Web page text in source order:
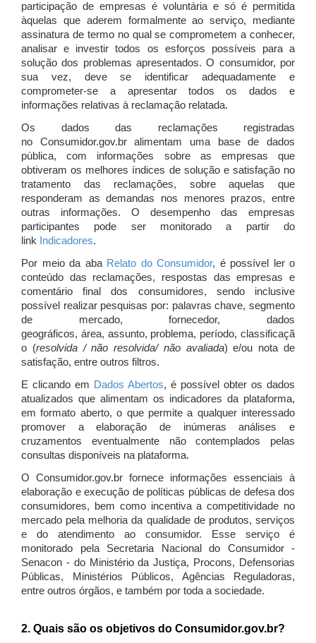
participação de empresas é voluntária e só é permitida
àquelas que aderem formalmente ao serviço, mediante
assinatura de termo no qual se comprometem a conhecer,
analisar e investir todos os esforços possíveis para a
solução dos problemas apresentados. O consumidor, por
sua vez, deve se identificar adequadamente e
comprometer-se a apresentar todos os dados e
informações relativas à reclamação relatada.
Os dados das reclamações registradas
no Consumidor.gov.br alimentam uma base de dados
pública, com informações sobre as empresas que
obtiveram os melhores índices de solução e satisfação no
tratamento das reclamações, sobre aquelas que
responderam as demandas nos menores prazos, entre
outras informações. O desempenho das empresas
participantes pode ser monitorado a partir do
link Indicadores.
Por meio da aba Relato do Consumidor, é possível ler o
conteúdo das reclamações, respostas das empresas e
comentário final dos consumidores, sendo inclusive
possível realizar pesquisas por: palavras chave, segmento
de mercado, fornecedor, dados
geográficos, área, assunto, problema, período, classificaçã
o (resolvida / não resolvida/ não avaliada) e/ou nota de
satisfação, entre outros filtros.
E clicando em Dados Abertos, é possível obter os dados
atualizados que alimentam os indicadores da plataforma,
em formato aberto, o que permite a qualquer interessado
promover a elaboração de inúmeras análises e
cruzamentos eventualmente não contemplados pelas
consultas disponíveis na plataforma.
O Consumidor.gov.br fornece informações essenciais à
elaboração e execução de políticas públicas de defesa dos
consumidores, bem como incentiva a competitividade no
mercado pela melhoria da qualidade de produtos, serviços
e do atendimento ao consumidor. Esse serviço é
monitorado pela Secretaria Nacional do Consumidor -
Senacon - do Ministério da Justiça, Procons, Defensorias
Públicas, Ministérios Públicos, Agências Reguladoras,
entre outros órgãos, e também por toda a sociedade.
2. Quais são os objetivos do Consumidor.gov.br?